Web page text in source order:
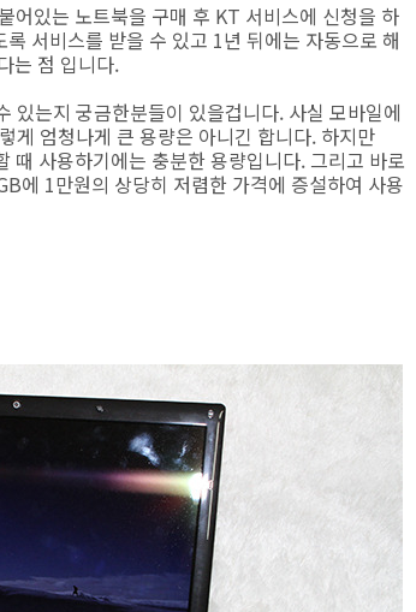
어있는 노트북을 구매 후 KT 서비스에 신청을 하
서비스를 받을 수 있고 1년 뒤에는 자동으로 해
는 점 입니다.
있는지 궁금한분들이 있을겁니다. 사실 모바일에
게 엄청나게 큰 용량은 아니긴 합니다. 하지만
때 사용하기에는 충분한 용량입니다. 그리고 바로
에 1만원의 상당히 저렴한 가격에 증설하여 사용